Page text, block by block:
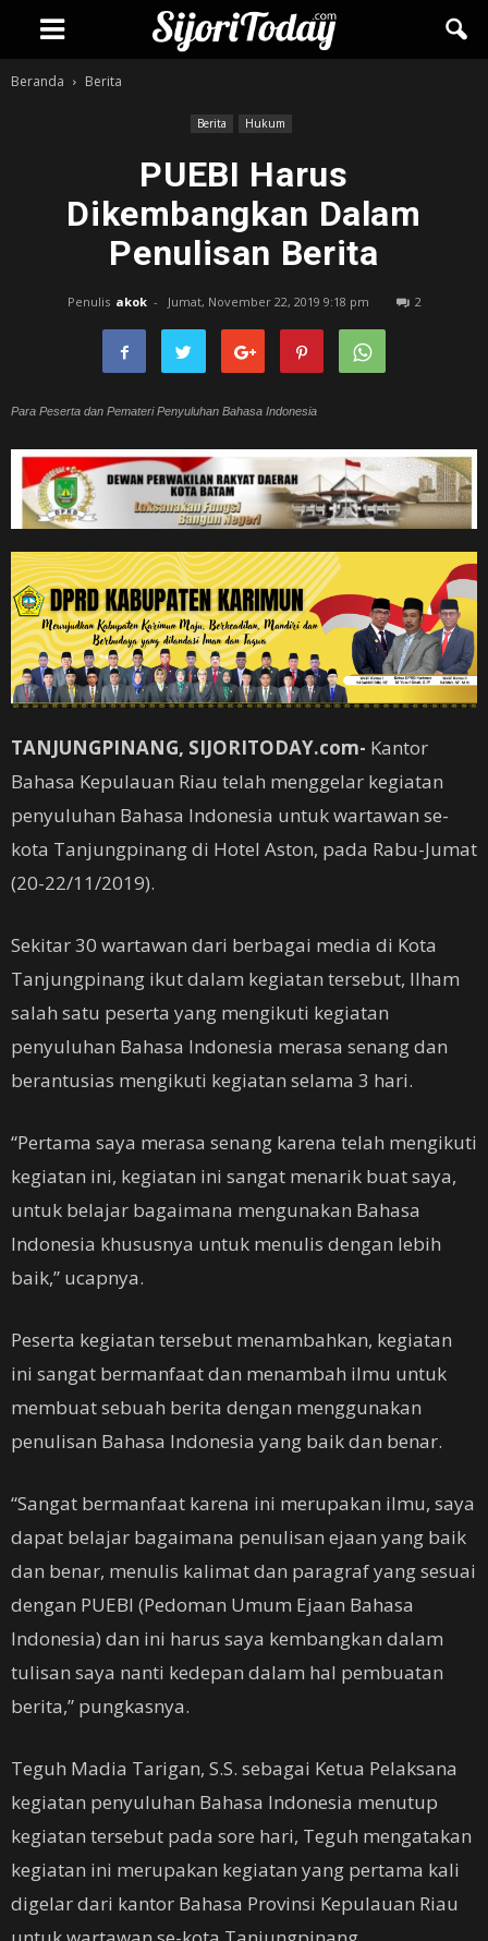
Beranda Berita
Berita Hukum
PUEBI Harus
Dikembangkan Dalam
Penulisan Berita
Penulis akok - Jumat, November 22, 2019 9:18 pm 2
Para Peserta dan Pemateri Penyuluhan Bahasa Indonesia
TANJUNGPINANG, SIJORITODAY.com- Kantor
Bahasa Kepulauan Riau telah menggelar kegiatan
penyuluhan Bahasa Indonesia untuk wartawan se-
kota Tanjungpinang di Hotel Aston, pada Rabu-Jumat
(20-22/11/2019).
Sekitar 30 wartawan dari berbagai media di Kota
Tanjungpinang ikut dalam kegiatan tersebut, Ilham
salah satu peserta yang mengikuti kegiatan
penyuluhan Bahasa Indonesia merasa senang dan
berantusias mengikuti kegiatan selama 3 hari.
“Pertama saya merasa senang karena telah mengikuti
kegiatan ini, kegiatan ini sangat menarik buat saya,
untuk belajar bagaimana mengunakan Bahasa
Indonesia khususnya untuk menulis dengan lebih
baik,” ucapnya.
Peserta kegiatan tersebut menambahkan, kegiatan
ini sangat bermanfaat dan menambah ilmu untuk
membuat sebuah berita dengan menggunakan
penulisan Bahasa Indonesia yang baik dan benar.
“Sangat bermanfaat karena ini merupakan ilmu, saya
dapat belajar bagaimana penulisan ejaan yang baik
dan benar, menulis kalimat dan paragraf yang sesuai
dengan PUEBI (Pedoman Umum Ejaan Bahasa
Indonesia) dan ini harus saya kembangkan dalam
tulisan saya nanti kedepan dalam hal pembuatan
berita,” pungkasnya.
Teguh Madia Tarigan, S.S. sebagai Ketua Pelaksana
kegiatan penyuluhan Bahasa Indonesia menutup
kegiatan tersebut pada sore hari, Teguh mengatakan
kegiatan ini merupakan kegiatan yang pertama kali
digelar dari kantor Bahasa Provinsi Kepulauan Riau